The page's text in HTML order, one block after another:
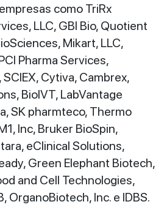
como TriRx
LLC, GBI Bio, Quotient
Mikart, LLC,
Pharma Services,
Cytiva, Cambrex,
BioIVT, LabVantage
SK pharmteco, Thermo
Inc, Bruker BioSpin,
eClinical Solutions,
Green Elephant Biotech,
and Cell Technologies,
OrganoBiotech, Inc. e IDBS.